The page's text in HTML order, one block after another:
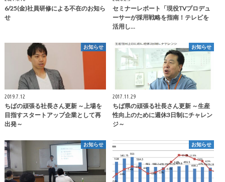
6/25(金)社員研修による不在のお知ら
せ
セミナーレポート「現役TVプロデュ
ーサーが採用戦略を指南！テレビを
活用し…
お知らせ
2019.7.12
ちばの頑張る社長さん更新 ～上場を
目指すスタートアップ企業として再
出発～
お知らせ
2017.11.29
ちば県の頑張る社長さん更新 ～生産
性向上のために週休3日制にチャレン
ジ～
お知らせ お知らせ